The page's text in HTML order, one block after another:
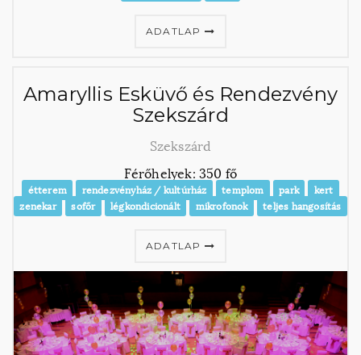
ADATLAP
Amaryllis Esküvő és Rendezvény
Szekszárd
Szekszárd
Férőhelyek: 350 fő
étterem rendezvényház / kultúrház templom park
kert
zenekar
sofőr légkondicionált mikrofonok teljes hangosítás
ADATLAP